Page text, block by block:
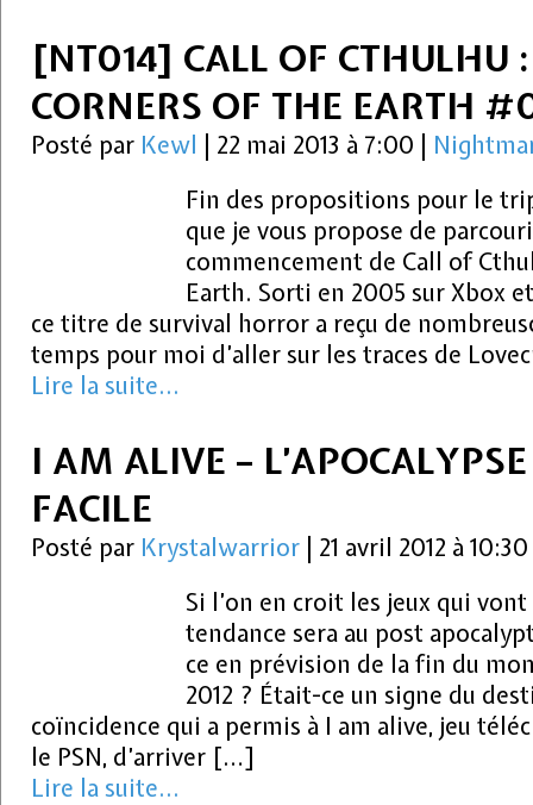
[NT014] CALL OF CTHULHU
CORNERS OF THE EARTH
Posté par Kewl 22 mai 2013 à 7:00
Fin des propositions pour le
que je vous propose de
commencement de Call of
Earth. Sorti en 2005 sur Xbox
ce titre de survival horror a reçu de
temps pour moi d’aller sur les traces de
Lire la suite...
I AM ALIVE – L’APOCALYPSE
FACILE
Posté par Krystalwarrior
21 avril 2012 à 10:30
Si l’on en croit les jeux qui
tendance sera au post
ce en prévision de la fin du
2012 ? Était-ce un signe du
coïncidence qui a permis à I am alive, jeu
le PSN, d’arriver […]
Lire la suite...